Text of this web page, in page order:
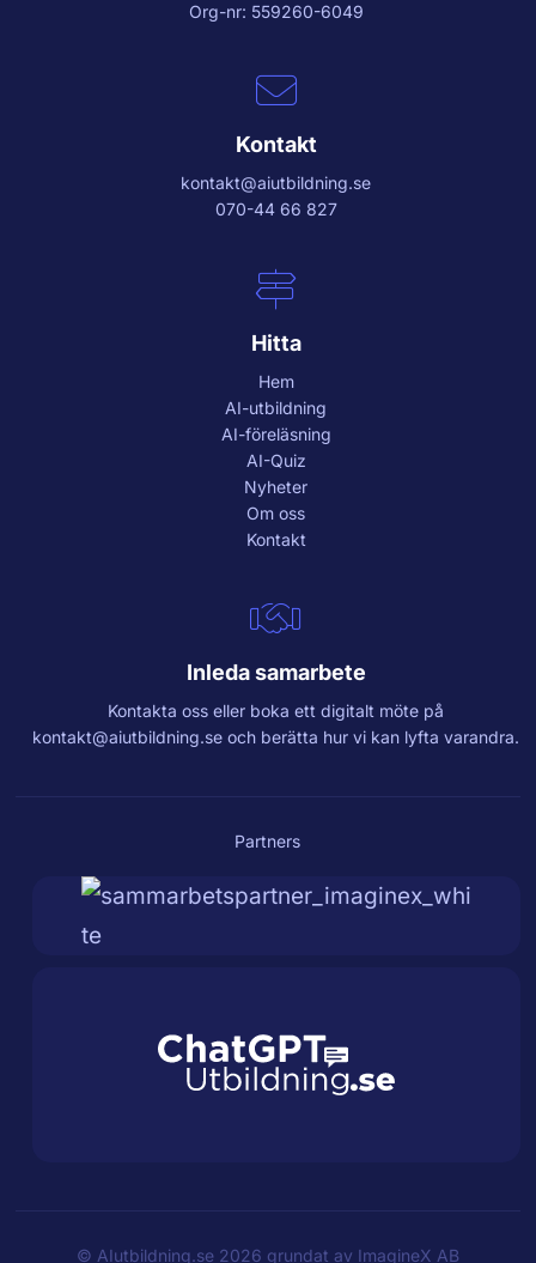
Org-nr: 559260-6049
Kontakt
kontakt@aiutbildning.se
070-44 66 827
Hitta
Hem
AI-utbildning
AI-föreläsning
AI-Quiz
Nyheter
Om oss
Kontakt
Inleda samarbete
Kontakta oss eller boka ett digitalt möte på
kontakt@aiutbildning.se och berätta hur vi kan lyfta varandra.
Partners
© AIutbildning.se2026 grundat av ImagineX AB